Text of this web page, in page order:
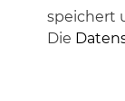
speichert
Die